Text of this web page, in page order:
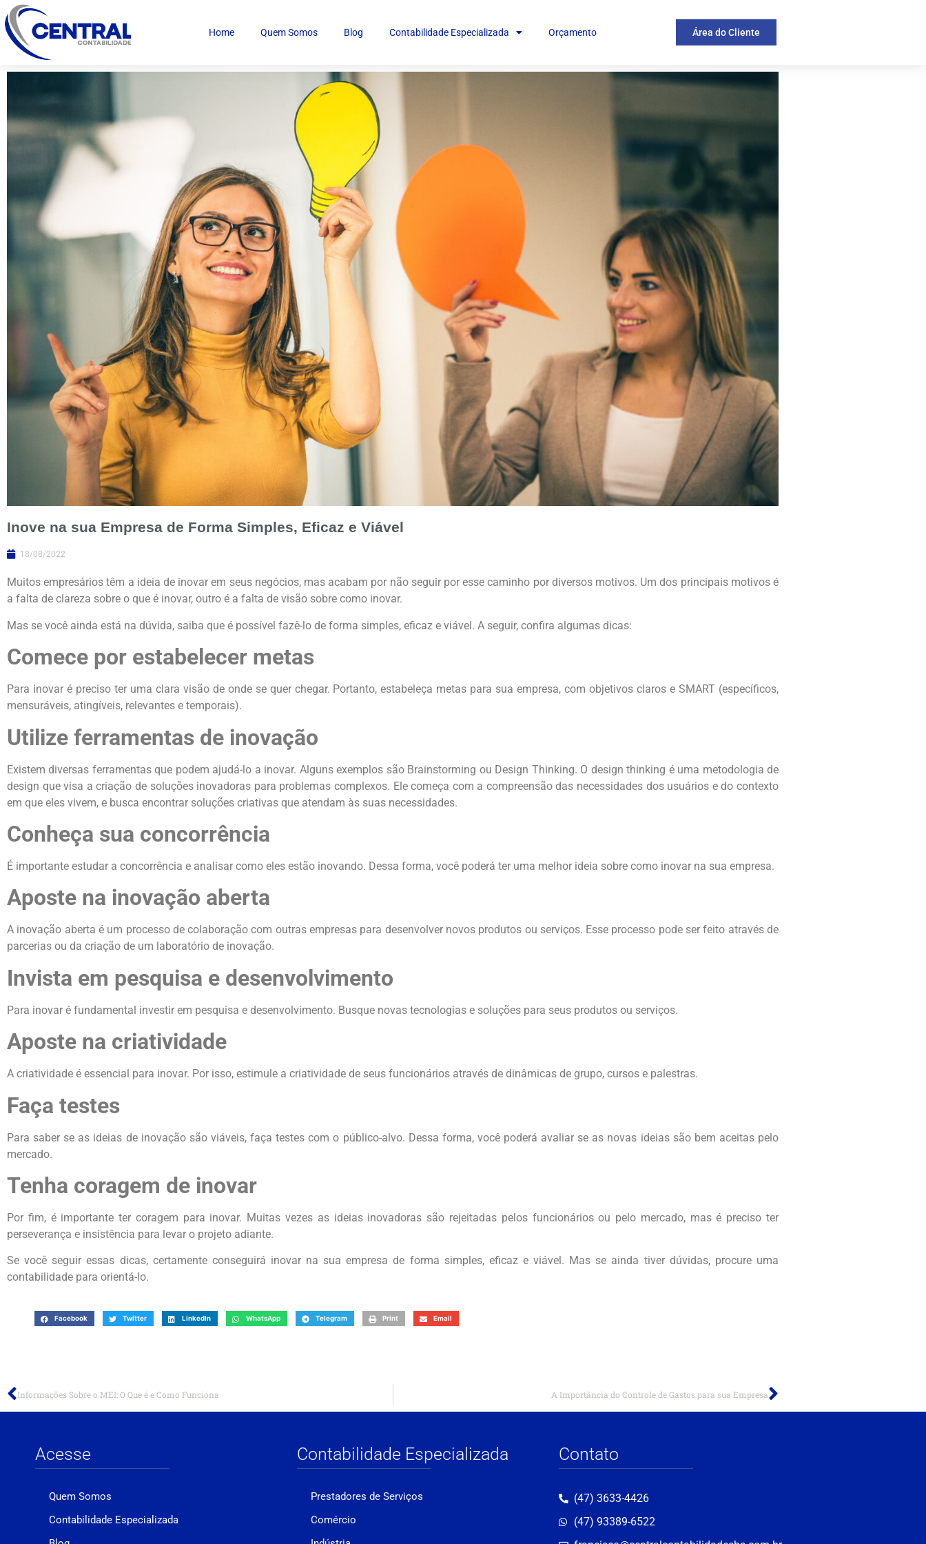
Home Quem Somos Blog Contabilidade Especializada Orçamento Área do Cliente
Inove na sua Empresa de Forma Simples, Eficaz e Viável
18/08/2022
Muitos empresários têm a ideia de inovar em seus negócios, mas acabam por não seguir por esse caminho por diversos motivos. Um dos principais motivos é
a falta de clareza sobre o que é inovar, outro é a falta de visão sobre como inovar.
Mas se você ainda está na dúvida, saiba que é possível fazê-lo de forma simples, eficaz e viável. A seguir, confira algumas dicas:
Comece por estabelecer metas
Para inovar é preciso ter uma clara visão de onde se quer chegar. Portanto, estabeleça metas para sua empresa, com objetivos claros e SMART (específicos,
mensuráveis, atingíveis, relevantes e temporais).
Utilize ferramentas de inovação
Existem diversas ferramentas que podem ajudá-lo a inovar. Alguns exemplos são Brainstorming ou Design Thinking. O design thinking é uma metodologia de
design que visa a criação de soluções inovadoras para problemas complexos. Ele começa com a compreensão das necessidades dos usuários e do contexto
em que eles vivem, e busca encontrar soluções criativas que atendam às suas necessidades.
Conheça sua concorrência
É importante estudar a concorrência e analisar como eles estão inovando. Dessa forma, você poderá ter uma melhor ideia sobre como inovar na sua empresa.
Aposte na inovação aberta
A inovação aberta é um processo de colaboração com outras empresas para desenvolver novos produtos ou serviços. Esse processo pode ser feito através de
parcerias ou da criação de um laboratório de inovação.
Invista em pesquisa e desenvolvimento
Para inovar é fundamental investir em pesquisa e desenvolvimento. Busque novas tecnologias e soluções para seus produtos ou serviços.
Aposte na criatividade
A criatividade é essencial para inovar. Por isso, estimule a criatividade de seus funcionários através de dinâmicas de grupo, cursos e palestras.
Faça testes
Para saber se as ideias de inovação são viáveis, faça testes com o público-alvo. Dessa forma, você poderá avaliar se as novas ideias são bem aceitas pelo
mercado.
Tenha coragem de inovar
Por fim, é importante ter coragem para inovar. Muitas vezes as ideias inovadoras são rejeitadas pelos funcionários ou pelo mercado, mas é preciso ter
perseverança e insistência para levar o projeto adiante.
Se você seguir essas dicas, certamente conseguirá inovar na sua empresa de forma simples, eficaz e viável. Mas se ainda tiver dúvidas, procure uma
contabilidade para orientá-lo.
Facebook Twitter LinkedIn WhatsApp Telegram Print Email
Informações Sobre o MEI: O Que é e Como Funciona A Importância do Controle de Gastos para sua Empresa
Acesse
Quem Somos
Contabilidade Especializada
Contabilidade Especializada
Prestadores de Serviços
Comércio
Contato
(47) 3633-4426
(47) 93389-6522